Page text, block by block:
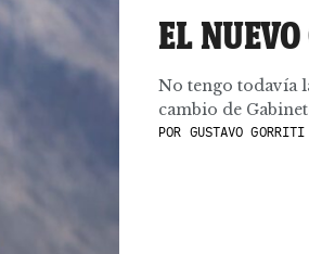
EL
No tengo todavía
cambio de
POR GUSTAVO GORRITI